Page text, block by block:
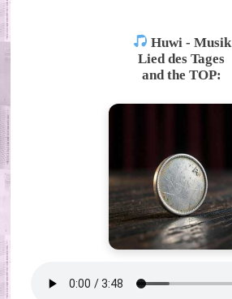
Huwi - Musik
Lied des Tages
and the TOP: